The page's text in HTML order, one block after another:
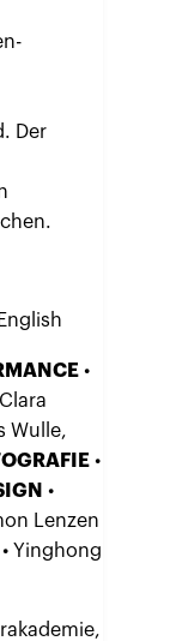
Der
•
Wulle,
•
•
Lenzen
Yinghong